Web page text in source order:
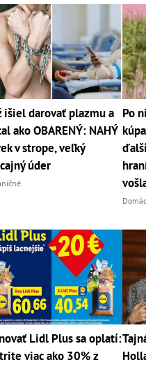
išiel darovať plazmu a
ako OBARENÝ: NAHÝ
v strope, veľký
úder
Po
Lidl Plus sa oplatí:
viac ako 30% z